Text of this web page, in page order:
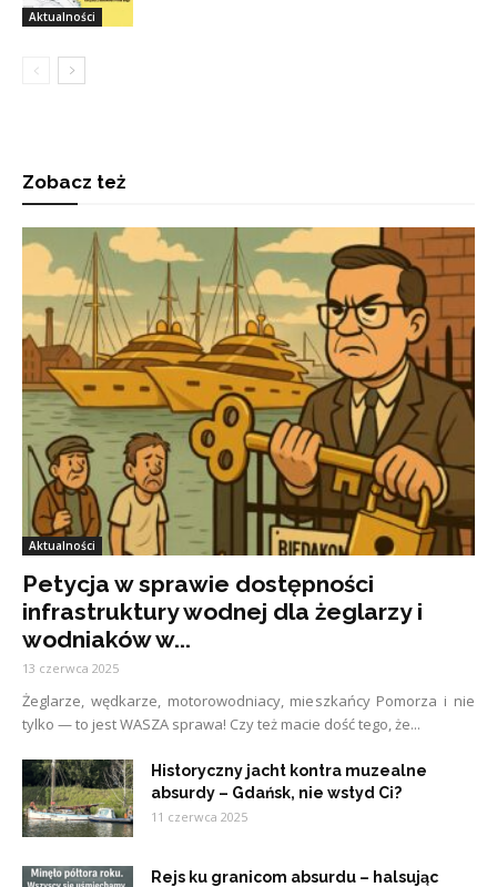
Aktualności
Zobacz też
Aktualności
Petycja w sprawie dostępności
infrastruktury wodnej dla żeglarzy i
wodniaków w...
13 czerwca 2025
Żeglarze, wędkarze, motorowodniacy, mieszkańcy Pomorza i nie
tylko — to jest WASZA sprawa! Czy też macie dość tego, że...
Historyczny jacht kontra muzealne
absurdy – Gdańsk, nie wstyd Ci?
11 czerwca 2025
Rejs ku granicom absurdu – halsując